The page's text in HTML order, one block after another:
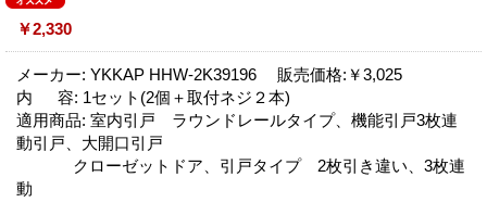
￥2,330
メーカー: YKKAP HHW-2K39196 販売価格:￥3,025
内 容: 1セット(2個＋取付ネジ２本)
適用商品: 室内引戸 ラウンドレールタイプ、機能引戸3枚連
動引戸、大開口引戸
クローゼットドア、引戸タイプ 2枚引き違い、3枚連
動